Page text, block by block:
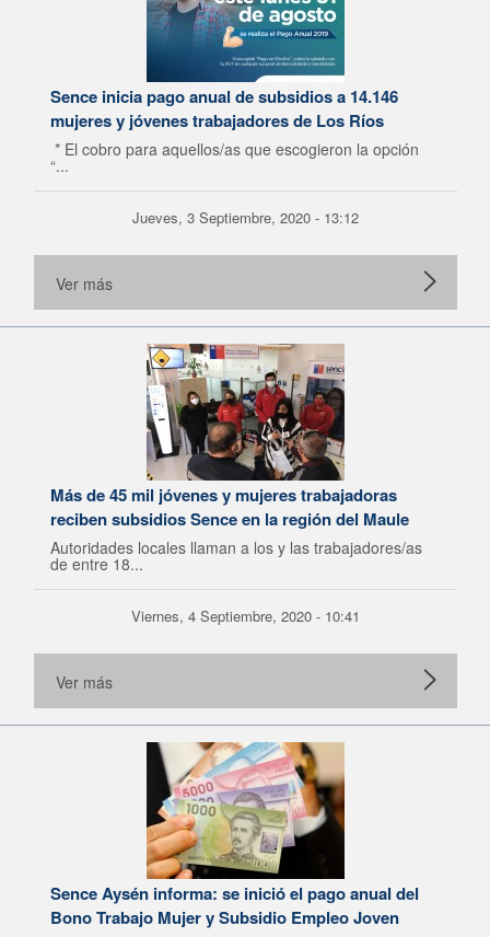
Sence inicia pago anual de subsidios a 14.146
mujeres y jóvenes trabajadores de Los Ríos
* El cobro para aquellos/as que escogieron la opción
“...
Jueves, 3 Septiembre, 2020 - 13:12
Ver más
Más de 45 mil jóvenes y mujeres trabajadoras
reciben subsidios Sence en la región del Maule
Autoridades locales llaman a los y las trabajadores/as
de entre 18...
Viernes, 4 Septiembre, 2020 - 10:41
Ver más
Sence Aysén informa: se inició el pago anual del
Bono Trabajo Mujer y Subsidio Empleo Joven